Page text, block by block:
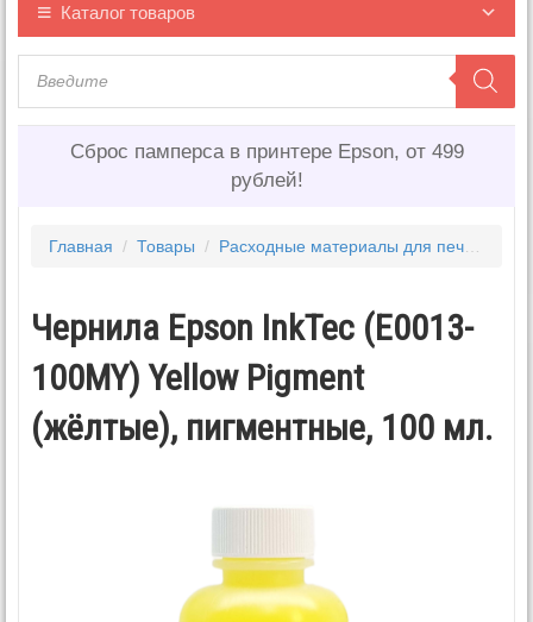
Каталог товаров
Сброс памперса в принтере Epson, от 499
рублей!
Главная / Товары / Расходные материалы для печати
Чернила Epson InkTec (E0013-
100MY) Yellow Pigment
(жёлтые), пигментные, 100 мл.